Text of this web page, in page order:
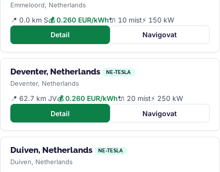
Emmeloord, Netherlands
📍 0.0 km S💰 0.260 EUR/kWh🔌 10 míst⚡ 150 kW
Detail
Navigovat
Deventer, Netherlands NE-TESLA
Deventer, Netherlands
📍 62.7 km JV💰 0.260 EUR/kWh🔌 20 míst⚡ 250 kW
Detail
Navigovat
Duiven, Netherlands NE-TESLA
Duiven, Netherlands